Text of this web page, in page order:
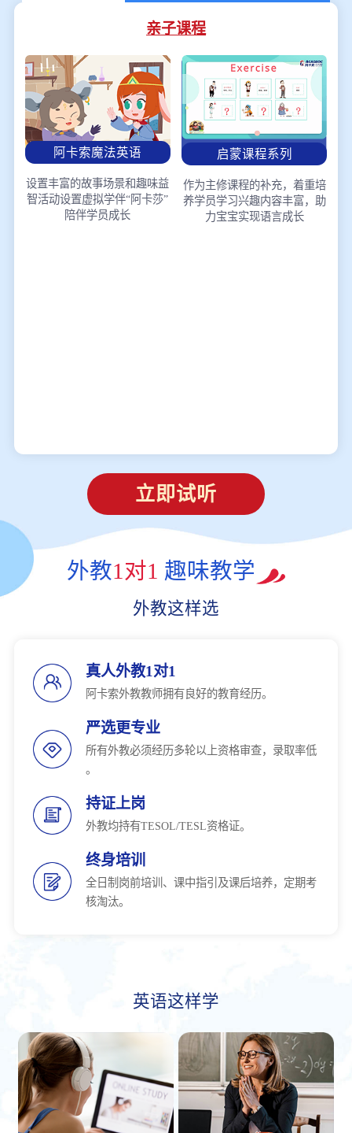
亲子课程
阿卡索魔法英语
设置丰富的故事场景和趣味益
智活动设置虚拟学伴“阿卡莎”
陪伴学员成长
启蒙课程系列
作为主修课程的补充，着重培
养学员学习兴趣内容丰富，助
力宝宝实现语言成长
立即试听
外教1对1 趣味教学
外教这样选
真人外教1对1
阿卡索外教教师拥有良好的教育经历。
严选更专业
所有外教必须经历多轮以上资格审查，录取率低
。
持证上岗
外教均持有TESOL/TESL资格证。
终身培训
全日制岗前培训、课中指引及课后培养，定期考
核淘汰。
英语这样学